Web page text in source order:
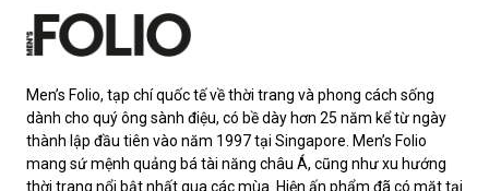
Men’s Folio, tạp chí quốc tế về thời trang và phong cách sống
dành cho quý ông sành điệu, có bề dày hơn 25 năm kể từ ngày
thành lập đầu tiên vào năm 1997 tại Singapore. Men’s Folio
mang sứ mệnh quảng bá tài năng châu Á, cũng như xu hướng
thời trang nổi bật nhất qua các mùa. Hiện ấn phẩm đã có mặt tại